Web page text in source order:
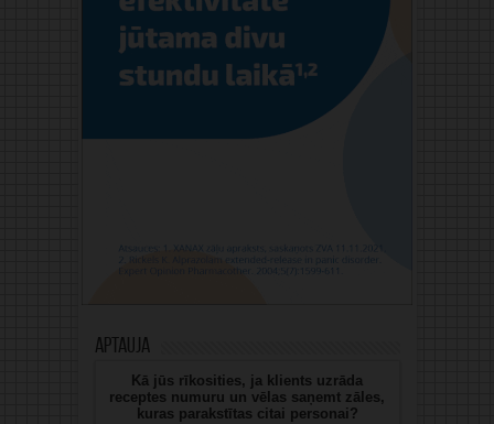
Aptauja
Kā jūs rīkosities, ja klients uzrāda
receptes numuru un vēlas saņemt zāles,
kuras parakstītas citai personai?